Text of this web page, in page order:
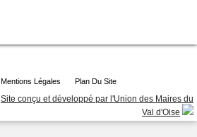
Mentions Légales Plan Du Site
Site conçu et développé par l'Union des Maires du
Val d'Oise